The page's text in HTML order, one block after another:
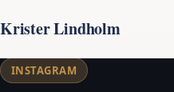
Krister Lindholm
INSTAGRAM